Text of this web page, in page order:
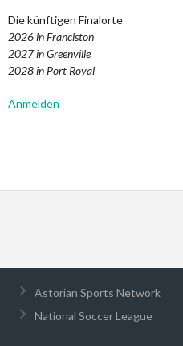
Die künftigen Finalorte
2026 in Franciston
2027 in Greenville
2028 in Port Royal
Anmelden
Astorian Sports Network
National Soccer League